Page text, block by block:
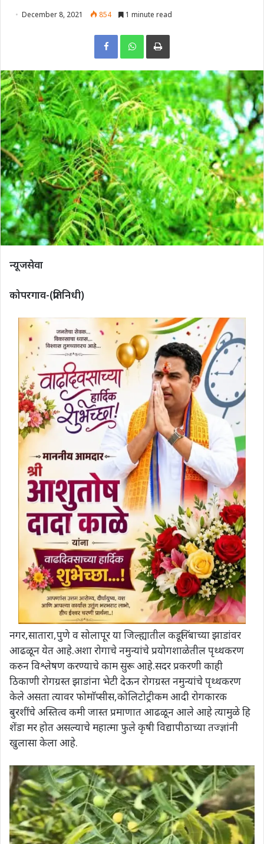
December 8, 2021 854 1 minute read
Print
न्यूजसेवा
कोपरगाव-(प्रतिनिधी)
नगर,सातारा,पुणे व सोलापूर या जिल्ह्यातील कडूलिंबाच्या झाडांवर
आढळून येत आहे.अशा रोगाचे नमुन्यांचे प्रयोगशाळेतील पृथ्थकरण
करुन विश्लेषण करण्याचे काम सुरू आहे.सदर प्रकरणी काही
ठिकाणी रोगग्रस्त झाडांना भेटी देऊन रोगग्रस्त नमुन्यांचे पृथ्थकरण
केले असता त्यावर फोमाॅप्सीस,कोलिटोट्रीकम आदी रोगकारक
बुरशींचे अस्तित्व कमी जास्त प्रमाणात आढळून आले आहे त्यामुळे हि
शेंडा मर होत असल्याचे महात्मा फुले कृषी विद्यापीठाच्या तज्ज्ञांनी
खुलासा केला आहे.